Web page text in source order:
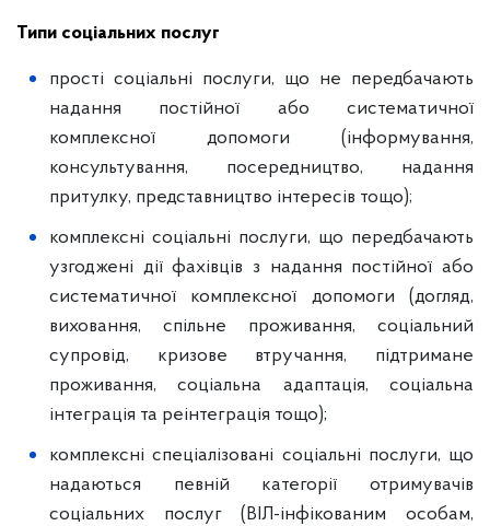
Типи соціальних послуг
прості соціальні послуги, що не передбачають
надання постійної або систематичної
комплексної допомоги (інформування,
консультування, посередництво, надання
притулку, представництво інтересів тощо);
комплексні соціальні послуги, що передбачають
узгоджені дії фахівців з надання постійної або
систематичної комплексної допомоги (догляд,
виховання, спільне проживання, соціальний
супровід, кризове втручання, підтримане
проживання, соціальна адаптація, соціальна
інтеграція та реінтеграція тощо);
комплексні спеціалізовані соціальні послуги, що
надаються певній категорії отримувачів
соціальних послуг (ВІЛ-інфікованим особам,